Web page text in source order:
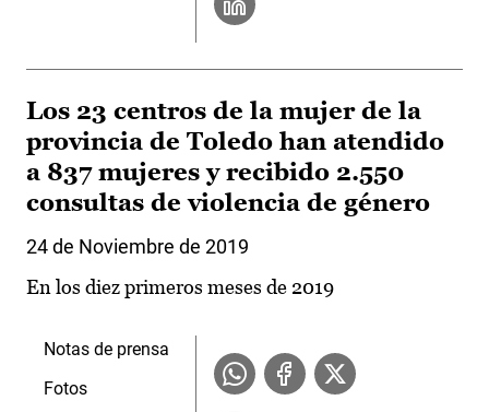
Los 23 centros de la mujer de la
provincia de Toledo han atendido
a 837 mujeres y recibido 2.550
consultas de violencia de género
24 de Noviembre de 2019
En los diez primeros meses de 2019
Notas de prensa
Fotos